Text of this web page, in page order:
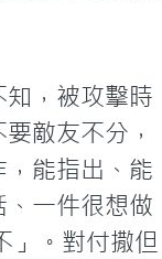
，被攻擊時
敵友不分，
能指出、能
一件很想做
」。對付撒但